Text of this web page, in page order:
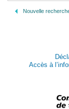
Nouvelle
Accès à